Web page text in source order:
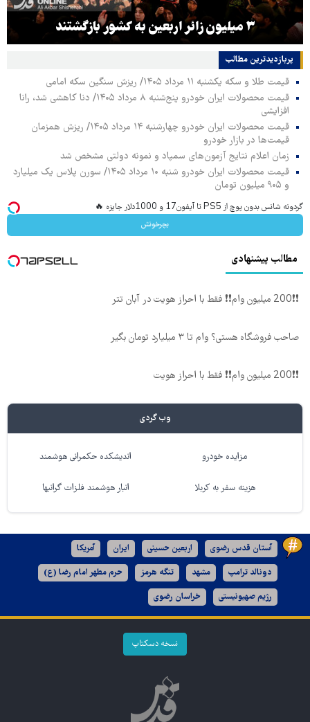
۳ میلیون زائر اربعین به کشور بازگشتند
پربازدیدترین‌ مطالب
قیمت طلا و سکه یکشنبه ۱۱ مرداد ۱۴۰۵/ ریزش سنگین سکه امامی
قیمت محصولات ایران خودرو پنج‌شنبه ۸ مرداد ۱۴۰۵/ دنا کاهشی شد، رانا
افزایشی
قیمت محصولات ایران خودرو چهارشنبه ۱۴ مرداد ۱۴۰۵/ ریزش همزمان
قیمت‌ها در بازار خودرو
زمان اعلام نتایج آزمون‌های سمپاد و نمونه دولتی مشخص شد
قیمت محصولات ایران خودرو شنبه ۱۰ مرداد ۱۴۰۵/ سورن پلاس یک میلیارد
و ۹۰۵ میلیون تومان
گردونه شانس بدون پوچ از PS5 تا آیفون17 و 1000دلار جایزه 🔥
بچرخونش
مطالب پیشنهادی
❗❗200 میلیون وام❗❗ فقط با احراز هویت در آبان تتر
صاحب فروشگاه هستی؟ وام تا ۳ میلیارد تومان بگیر
❗❗200 میلیون وام❗❗ فقط با احراز هویت
وب گردی
مزایده خودرو اندیشکده حکمرانی هوشمند
هزینه سفر به کربلا انبار هوشمند فلزات گرانبها
آستان قدس رضوی اربعین حسینی ایران آمریکا
دونالد ترامپ مشهد تنگه هرمز حرم مطهر امام رضا (ع)
رژیم صهیونیستی خراسان رضوی
نسخه دسکتاپ